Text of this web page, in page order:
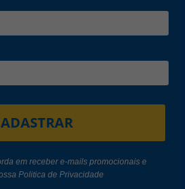
em receber e-mails promocionais e
Politica de Privacidade